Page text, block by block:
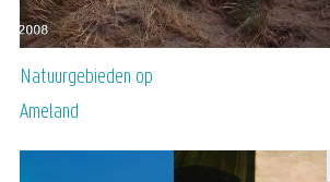
Natuurgebieden op
Ameland